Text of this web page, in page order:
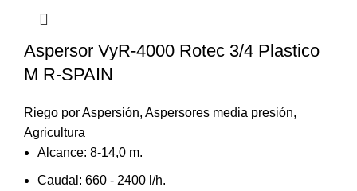
Aspersor VyR-4000 Rotec 3/4 Plastico
M R-SPAIN
Riego por Aspersión, Aspersores media presión,
Agricultura
Alcance: 8-14,0 m.
Caudal: 660 - 2400 l/h.